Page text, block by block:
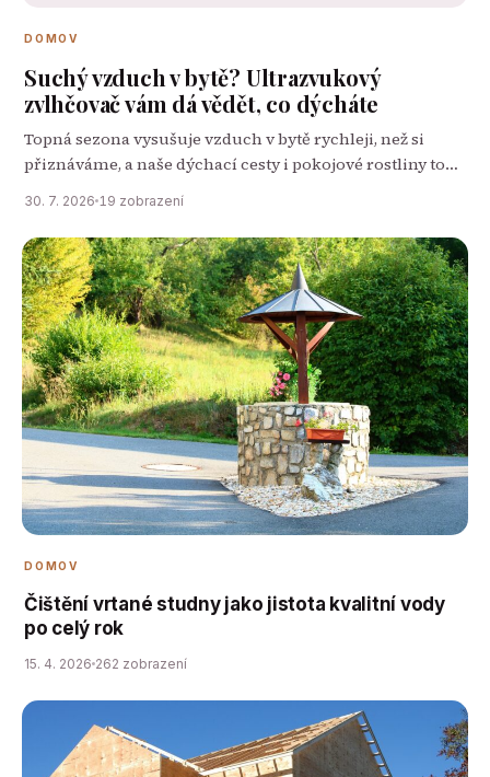
DOMOV
Suchý vzduch v bytě? Ultrazvukový
zvlhčovač vám dá vědět, co dýcháte
Topná sezona vysušuje vzduch v bytě rychleji, než si
přiznáváme, a naše dýchací cesty i pokojové rostliny to
poznají jako první. Ultrazvukové zvlhčovače patří mezi
30. 7. 2026 19 zobrazení
DOMOV
Čištění vrtané studny jako jistota kvalitní vody
po celý rok
15. 4. 2026 262 zobrazení